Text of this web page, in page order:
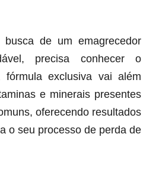
de um emagrecedor
precisa conhecer o
fórmula exclusiva vai além
e minerais presentes
oferecendo resultados
o seu processo de perda de